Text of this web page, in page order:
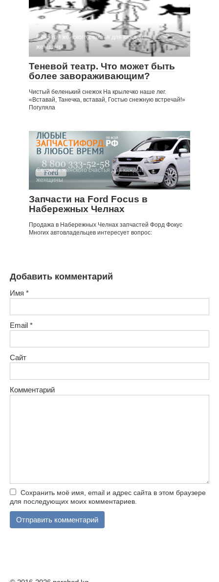
Секреты женского счастья для каждой
женщины
Теневой театр. Что может быть
более завораживающим?
Чистый беленький снежок На крылечко наше лег.
«Вставай, Танечка, вставай, Гостью снежную встречай!»
Погуляла
Секреты женского счастья для каждой
женщины
Запчасти на Ford Focus в
Набережных Челнах
Продажа в Набережных Челнах запчастей Форд Фокус
Многих автовладельцев интересует вопрос:
Добавить комментарий
Имя *
Email *
Сайт
Комментарий
Сохранить моё имя, email и адрес сайта в этом браузере
для последующих моих комментариев.